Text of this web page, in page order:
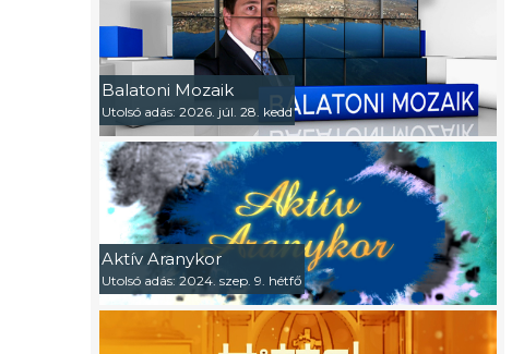
Balatoni Mozaik
Utolsó adás: 2026. júl. 28. kedd
Aktív Aranykor
Utolsó adás: 2024. szep. 9. hétfő